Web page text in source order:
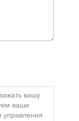
вашу
ваши
управления